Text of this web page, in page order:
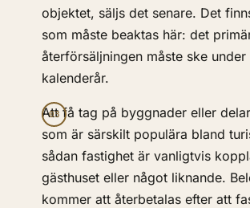
objektet, säljs det senare. Det
som måste beaktas här: det
återförsäljningen måste ske under
kalenderår.
Att få tag på byggnader eller
som är särskilt populära bland
sådan fastighet är vanligtvis
gästhuset eller något liknande.
kommer att återbetalas efter att